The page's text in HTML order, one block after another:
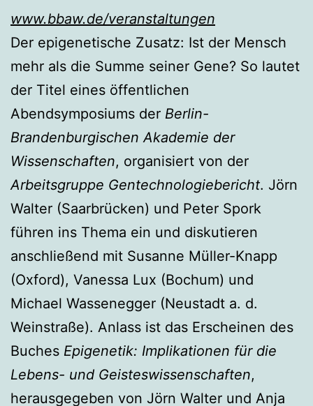
www.bbaw.de/veranstaltungen
Der epigenetische Zusatz: Ist der Mensch
mehr als die Summe seiner Gene? So lautet
der Titel eines öffentlichen
Abendsymposiums der Berlin-
Brandenburgischen Akademie der
Wissenschaften, organisiert von der
Arbeitsgruppe Gentechnologiebericht. Jörn
Walter (Saarbrücken) und Peter Spork
führen ins Thema ein und diskutieren
anschließend mit Susanne Müller-Knapp
(Oxford), Vanessa Lux (Bochum) und
Michael Wassenegger (Neustadt a. d.
Weinstraße). Anlass ist das Erscheinen des
Buches Epigenetik: Implikationen für die
Lebens- und Geisteswissenschaften,
herausgegeben von Jörn Walter und Anja